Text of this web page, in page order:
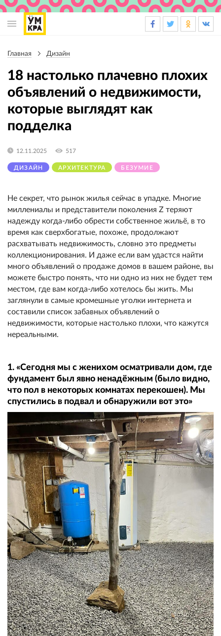
навигации
Главная Дизайн
18 настолько плачевно плохих
объявлений о недвижимости,
которые выглядят как
подделка
ДИЗАЙН АРХИТЕКТУРА БЕЗУМИЕ
12.11.2025 517
Не секрет, что рынок жилья сейчас в упадке. Многие
миллениалы и представители поколения Z теряют
надежду когда-либо обрести собственное жильё, в то
время как сверхбогатые, похоже, продолжают
расхватывать недвижимость, словно это предметы
коллекционирования. И даже если вам удастся найти
много объявлений о продаже домов в вашем районе, вы
можете быстро понять, что ни одно из них не будет тем
местом, где вам когда-либо хотелось бы жить. Мы
заглянули в самые кромешные уголки интернета и
составили список забавных объявлений о
недвижимости, которые настолько плохи, что кажутся
нереальными.
1. «Сегодня мы с женихом осматривали дом, где
фундамент был явно ненадёжным (было видно,
что пол в некоторых комнатах перекошен). Мы
спустились в подвал и обнаружили вот это»